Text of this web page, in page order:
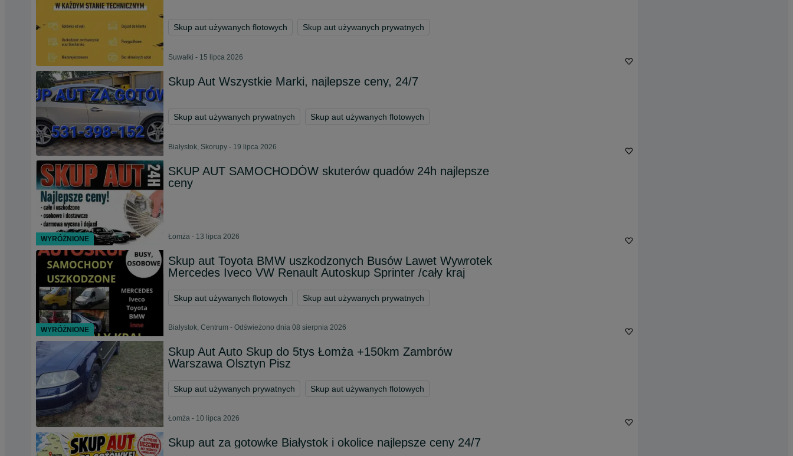
Skup aut używanych flotowych Skup aut używanych prywatnych
Suwałki - 15 lipca 2026
Skup Aut Wszystkie Marki, najlepsze ceny, 24/7
Skup aut używanych prywatnych Skup aut używanych flotowych
Białystok, Skorupy - 19 lipca 2026
SKUP AUT SAMOCHODÓW skuterów quadów 24h najlepsze
ceny
Łomża - 13 lipca 2026
Skup aut Toyota BMW uszkodzonych Busów Lawet Wywrotek
Mercedes Iveco VW Renault Autoskup Sprinter /cały kraj
Skup aut używanych flotowych Skup aut używanych prywatnych
Białystok, Centrum - Odświeżono dnia 08 sierpnia 2026
Skup Aut Auto Skup do 5tys Łomża +150km Zambrów
Warszawa Olsztyn Pisz
Skup aut używanych prywatnych Skup aut używanych flotowych
Łomża - 10 lipca 2026
Skup aut za gotowke Białystok i okolice najlepsze ceny 24/7
WYRÓŻNIONE
WYRÓŻNIONE